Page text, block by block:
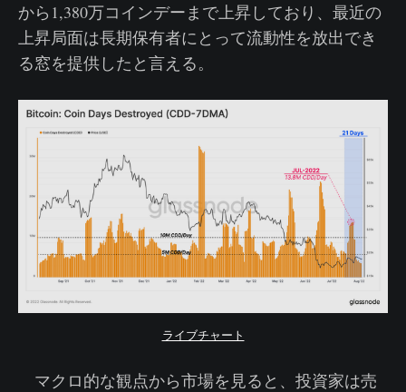
から1,380万コインデーまで上昇しており、最近の
上昇局面は長期保有者にとって流動性を放出でき
る窓を提供したと言える。
ライブチャート
マクロ的な観点から市場を見ると、投資家は売